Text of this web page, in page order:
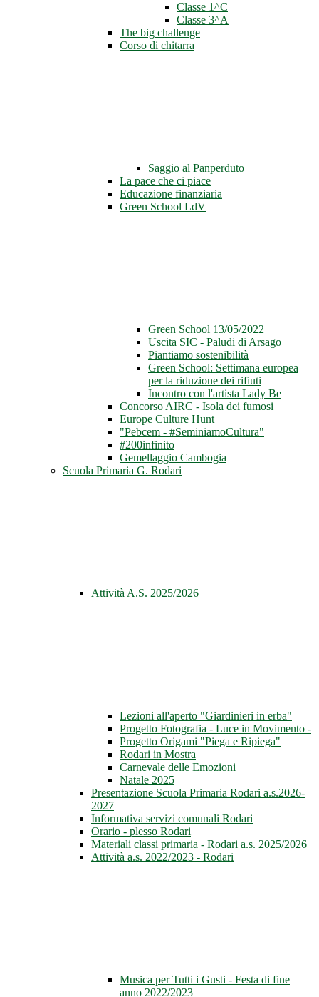
Classe 1^C
Classe 3^A
The big challenge
Corso di chitarra
Saggio al Panperduto
La pace che ci piace
Educazione finanziaria
Green School LdV
Green School 13/05/2022
Uscita SIC - Paludi di Arsago
Piantiamo sostenibilità
Green School: Settimana europea
per la riduzione dei rifiuti
Incontro con l'artista Lady Be
Concorso AIRC - Isola dei fumosi
Europe Culture Hunt
"Pebcem - #SeminiamoCultura"
#200infinito
Gemellaggio Cambogia
Scuola Primaria G. Rodari
Attività A.S. 2025/2026
Lezioni all'aperto "Giardinieri in erba"
Progetto Fotografia - Luce in Movimento -
Progetto Origami "Piega e Ripiega"
Rodari in Mostra
Carnevale delle Emozioni
Natale 2025
Presentazione Scuola Primaria Rodari a.s.2026-
2027
Informativa servizi comunali Rodari
Orario - plesso Rodari
Materiali classi primaria - Rodari a.s. 2025/2026
Attività a.s. 2022/2023 - Rodari
Musica per Tutti i Gusti - Festa di fine
anno 2022/2023